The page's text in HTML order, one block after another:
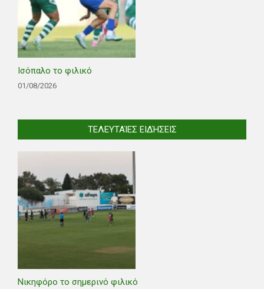
Ισόπαλο το φιλικό
01/08/2026
ΤΕΛΕΥΤΑΊΕΣ ΕΙΔΉΣΕΙΣ
Νικηφόρο το σημερινό φιλικό